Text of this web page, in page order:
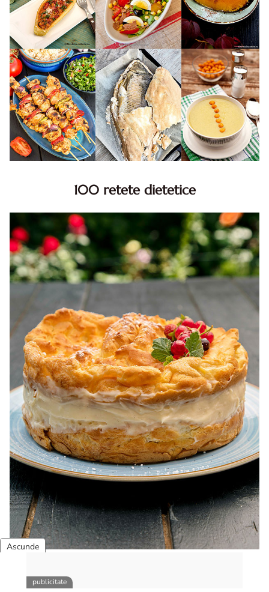
100 retete dietetice
dietetice. Idei retete dietetice. 100 Retete mancare
pentru dieta.